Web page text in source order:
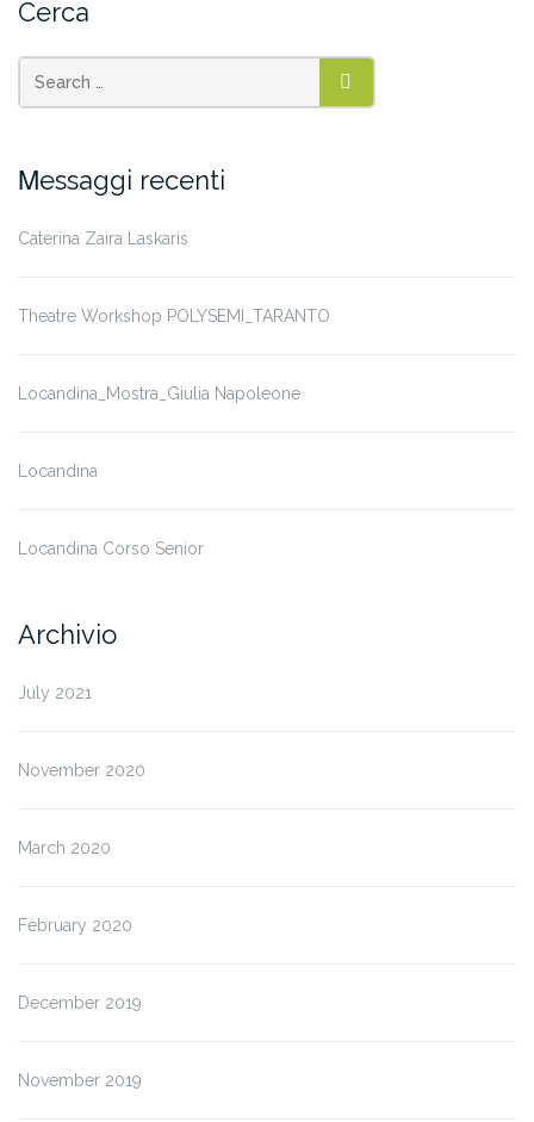
Cerca
SEARCH
Μessaggi recenti
Caterina Zaira Laskaris
Theatre Workshop POLYSEMI_TARANTO
Locandina_Mostra_Giulia Napoleone
Locandina
Locandina Corso Senior
Archivio
July 2021
November 2020
March 2020
February 2020
December 2019
November 2019